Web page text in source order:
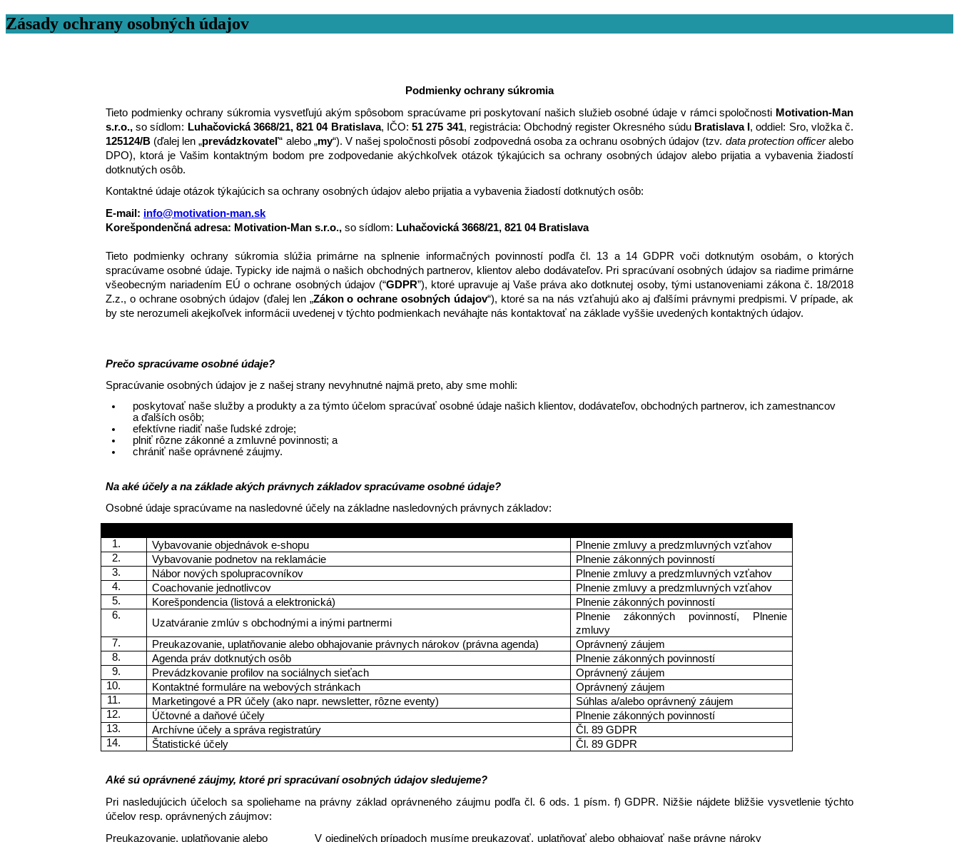
Zásady ochrany osobných údajov
Podmienky ochrany súkromia
Tieto podmienky ochrany súkromia vysvetľujú akým spôsobom spracúvame pri poskytovaní našich služieb osobné údaje v rámci spoločnosti Motivation-Man
s.r.o., so sídlom: Luhačovická 3668/21, 821 04 Bratislava, IČO: 51 275 341, registrácia: Obchodný register Okresného súdu Bratislava I
125124/B (ďalej len „prevádzkovateľ“ alebo „my“). V našej spoločnosti pôsobí zodpovedná osoba za ochranu osobných údajov (tzv. data protection officer alebo
DPO), ktorá je Vašim kontaktným bodom pre zodpovedanie akýchkoľvek otázok týkajúcich sa ochrany osobných údajov alebo prijatia a vybavenia žiadostí
dotknutých osôb.
Kontaktné údaje otázok týkajúcich sa ochrany osobných údajov alebo prijatia a vybavenia žiadostí dotknutých osôb:
E-mail: info@motivation-man.sk
Korešpondenčná adresa: Motivation-Man s.r.o., so sídlom: Luhačovická 3668/21, 821 04 Bratislava
Tieto podmienky ochrany súkromia slúžia primárne na splnenie informačných povinností podľa čl. 13 a 14 GDPR voči dotknutým osobám, o ktorých
spracúvame osobné údaje. Typicky ide najmä o našich obchodných partnerov, klientov alebo dodávateľov. Pri spracúvaní osobných údajov sa riadime primárne
všeobecným nariadením EÚ o ochrane osobných údajov (“GDPR”), ktoré upravuje aj Vaše práva ako dotknutej osoby, tými ustanoveniami zákona č. 18/2018
Z.z., o ochrane osobných údajov (ďalej len „Zákon o ochrane osobných údajov“), ktoré sa na nás vzťahujú ako aj ďalšími právnymi predpismi. V prípade, ak
by ste nerozumeli akejkoľvek informácii uvedenej v týchto podmienkach neváhajte nás kontaktovať na základe vyššie uvedených kontaktných údajov.
Prečo spracúvame osobné údaje?
Spracúvanie osobných údajov je z našej strany nevyhnutné najmä preto, aby sme mohli:
poskytovať naše služby a produkty a za týmto účelom spracúvať osobné údaje našich klientov, dodávateľov, obchodných partnerov, ich zamestnancov
a ďalších osôb;
efektívne riadiť naše ľudské zdroje;
plniť rôzne zákonné a zmluvné povinnosti; a
chrániť naše oprávnené záujmy.
Na aké účely a na základe akých právnych základov spracúvame osobné údaje?
Osobné údaje spracúvame na nasledovné účely na základne nasledovných právnych základov:
Vybavovanie objednávok e-shopu
Plnenie zmluvy a predzmluvných vzťahov
Vybavovanie podnetov na reklamácie
Plnenie zákonných povinností
Nábor nových spolupracovníkov
Plnenie zmluvy a predzmluvných vzťahov
Coachovanie jednotlivcov
Plnenie zmluvy a predzmluvných vzťahov
Korešpondencia (listová a elektronická)
Plnenie zákonných povinností
Uzatváranie zmlúv s obchodnými a inými partnermi
Plnenie zákonných povinností, Plnenie
zmluvy
Preukazovanie, uplatňovanie alebo obhajovanie právnych nárokov (právna agenda)
Oprávnený záujem
Agenda práv dotknutých osôb
Plnenie zákonných povinností
Prevádzkovanie profilov na sociálnych sieťach
Oprávnený záujem
Kontaktné formuláre na webových stránkach
Oprávnený záujem
Marketingové a PR účely (ako napr. newsletter, rôzne eventy)
Súhlas a/alebo oprávnený záujem
Účtovné a daňové účely
Plnenie zákonných povinností
Archívne účely a správa registratúry
Čl. 89 GDPR
Štatistické účely
Čl. 89 GDPR
Aké sú oprávnené záujmy, ktoré pri spracúvaní osobných údajov sledujeme?
Pri nasledujúcich účeloch sa spoliehame na právny základ oprávneného záujmu podľa čl. 6 ods. 1 písm. f) GDPR. Nižšie nájdete bližšie vysvetlenie týchto
účelov resp. oprávnených záujmov:
Preukazovanie, uplatňovanie alebo
V ojedinelých prípadoch musíme preukazovať, uplatňovať alebo obhajovať naše právne nároky